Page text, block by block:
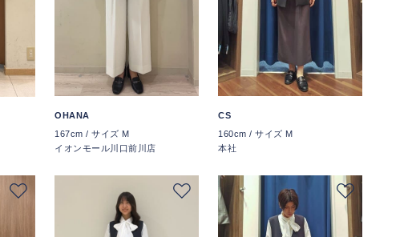
OHANA
167cm / サイズ M
イオンモール川口前川店
CS
160cm / サイズ M
本社